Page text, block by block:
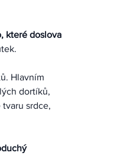
které doslova
Hlavním
dortíků,
srdce,